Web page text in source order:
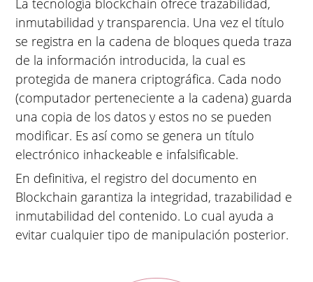
La tecnología blockchain ofrece trazabilidad,
inmutabilidad y transparencia. Una vez el título
se registra en la cadena de bloques queda traza
de la información introducida, la cual es
protegida de manera criptográfica. Cada nodo
(computador perteneciente a la cadena) guarda
una copia de los datos y estos no se pueden
modificar. Es así como se genera un título
electrónico inhackeable e infalsificable.
En definitiva, el registro del documento en
Blockchain garantiza la integridad, trazabilidad e
inmutabilidad del contenido. Lo cual ayuda a
evitar cualquier tipo de manipulación posterior.